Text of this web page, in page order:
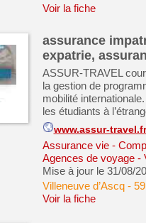
Voir la fiche
assurance
expatrie,
ASSUR-TRAVEL
la gestion de
mobilité
les étudiants à
www.assur-travel.fr
Assurance vie -
Agences de voyage -
Mise à jour le 31/08/
Villeneuve d’Ascq-
Voir la fiche